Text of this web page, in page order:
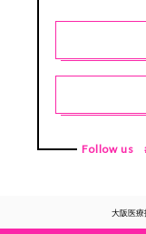
Follow us
大阪医